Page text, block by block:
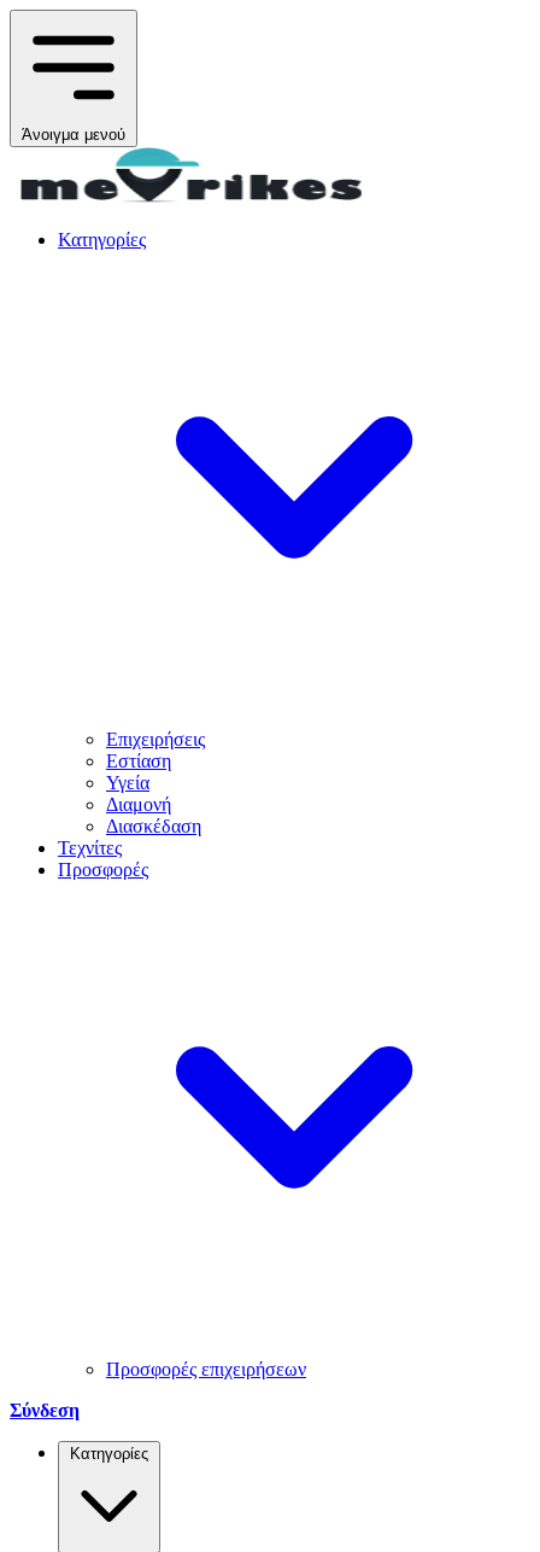
Άνοιγμα μενού
Κατηγορίες
Επιχειρήσεις
Εστίαση
Υγεία
Διαμονή
Διασκέδαση
Τεχνίτες
Προσφορές
Προσφορές επιχειρήσεων
Σύνδεση
Κατηγορίες